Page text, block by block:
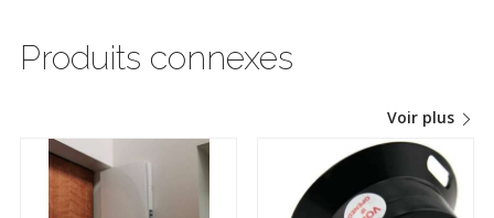
Produits connexes
Voir plus